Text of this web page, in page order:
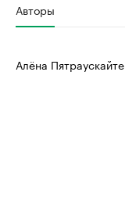
Авторы
Алёна Пятраускайте